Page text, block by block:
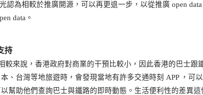
認為相較於推廣開源，可以再更退一步，以從推廣 open data
data。
持
較來說，香港政府對商業的干預比較小，因此香港的巴士跟
、台灣等地旅遊時，會發現當地有許多交通時刻 APP ，可
幫助他們查詢巴士與鐵路的即時動態。生活便利性的差異這